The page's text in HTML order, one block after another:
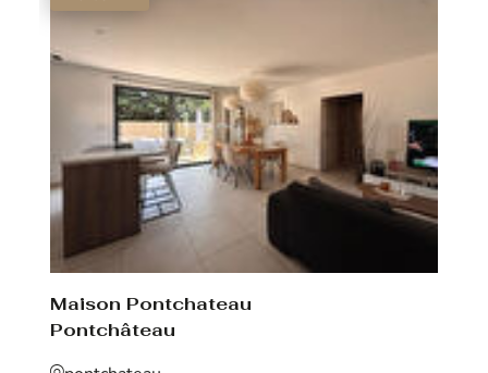
Maison Pontchateau
Pontchâteau